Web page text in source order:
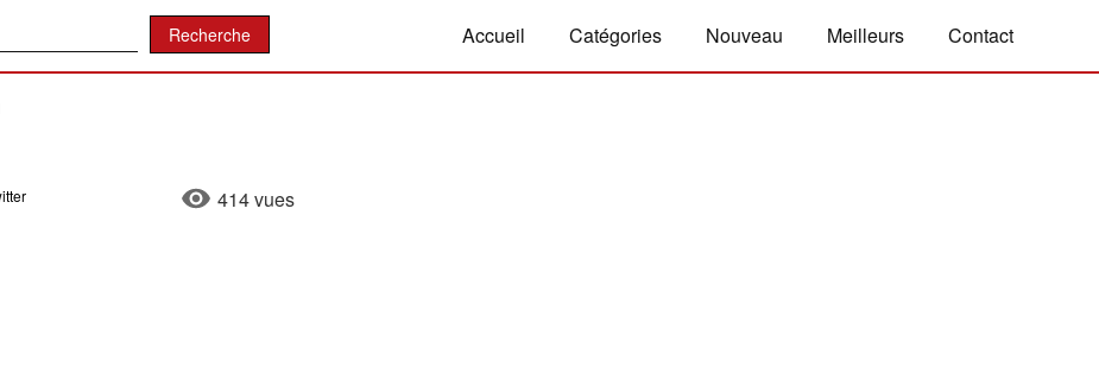
Accueil Catégories Nouveau Meilleurs Contact
414 vues